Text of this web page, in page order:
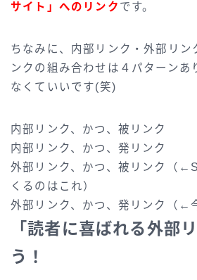
サイト」へのリンク です。
ちなみに、内部リンク・外部リン
ンクの組み合わせは４パターンあ
なくていいです(笑)
内部リンク、かつ、被リンク
内部リンク、かつ、発リンク
外部リンク、かつ、被リンク（
くるのはこれ）
外部リンク、かつ、発リンク（←
「読者に喜ばれる外部
う！